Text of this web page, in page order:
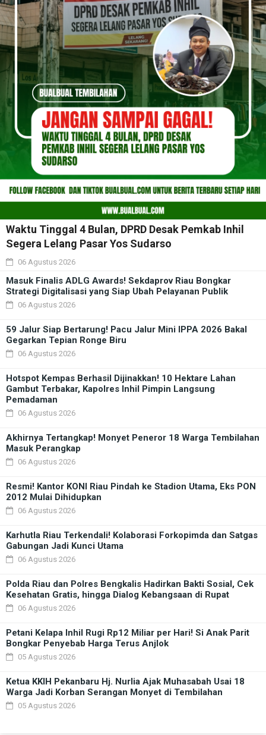
Waktu Tinggal 4 Bulan, DPRD Desak Pemkab Inhil
Segera Lelang Pasar Yos Sudarso
06 Agustus 2026
Masuk Finalis ADLG Awards! Sekdaprov Riau Bongkar
Strategi Digitalisasi yang Siap Ubah Pelayanan Publik
06 Agustus 2026
59 Jalur Siap Bertarung! Pacu Jalur Mini IPPA 2026 Bakal
Gegarkan Tepian Ronge Biru
06 Agustus 2026
Hotspot Kempas Berhasil Dijinakkan! 10 Hektare Lahan
Gambut Terbakar, Kapolres Inhil Pimpin Langsung
Pemadaman
06 Agustus 2026
Akhirnya Tertangkap! Monyet Peneror 18 Warga Tembilahan
Masuk Perangkap
06 Agustus 2026
Resmi! Kantor KONI Riau Pindah ke Stadion Utama, Eks PON
2012 Mulai Dihidupkan
06 Agustus 2026
Karhutla Riau Terkendali! Kolaborasi Forkopimda dan Satgas
Gabungan Jadi Kunci Utama
06 Agustus 2026
Polda Riau dan Polres Bengkalis Hadirkan Bakti Sosial, Cek
Kesehatan Gratis, hingga Dialog Kebangsaan di Rupat
06 Agustus 2026
Petani Kelapa Inhil Rugi Rp12 Miliar per Hari! Si Anak Parit
Bongkar Penyebab Harga Terus Anjlok
05 Agustus 2026
Ketua KKIH Pekanbaru Hj. Nurlia Ajak Muhasabah Usai 18
Warga Jadi Korban Serangan Monyet di Tembilahan
05 Agustus 2026